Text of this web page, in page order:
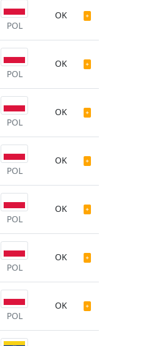
POL
OK
POL
OK
POL
OK
POL
OK
POL
OK
POL
OK
POL
OK